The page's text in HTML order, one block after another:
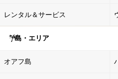
レンタル＆サービス
島・エリア
オアフ島